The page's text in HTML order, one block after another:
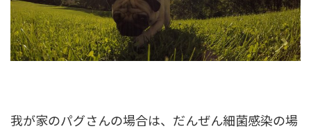
我が家のパグさんの場合は、だんぜん細菌感染の場